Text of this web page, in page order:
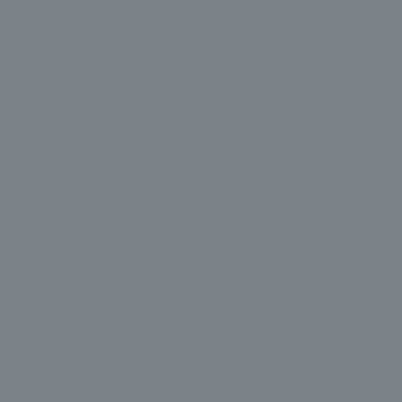
Bio-Activos
1.5 L